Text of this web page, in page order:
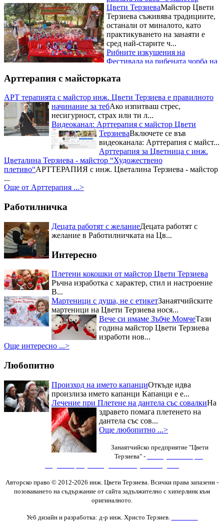
Терзиева съживява традициите,
останали от миналото, като
практикуването на занаяти е
сред най-старите ч...
Рибните изкушения на
Фестивала на рибената чорба на
майстор Цвети ТерзиеваОсвен
плетивата Цвети Терзиева е
всякакви вкусове и рецепти. Тя
бе н...
Националният събор на овцевъдите в България и майстор
Цвети ТерзиеваЗапомнящо се
преживявание с майстор Цвети
Терзиева за почитателите на
народния бит, творчество и
култура, осигуряващо...
Три отличия взе Цвети Терзиева
от Празника на захарната метла и маджуна
Нейна е наградата
конкурс – "Ястия от чесън" за
майстор Цвети Терзиева
"Ястия от чесън" на Пра...
Приз за най-красив щанд за
национален „Фестивал на ореха” Журито в състав -
финалистите от Hell`s Kitchen и
гостите на празника останаха
изумени от „Селския сладък
Дюкян...
Арттерапия с майсторката
АРТ терапията с майстор инж. Цвети Терзиева е правилното
начинание за тебАко изпитваш стрес,
несигурност, страх или ти л...
Видеоканал: Арттерапия с майстор Цвети
ТерзиеваВключете се във
видеоканала: Арттерапия с майст...
Арттерапия за Цветница с инж.
Цветалина Терзиева - майстор “Художествено
плетиво“АРТТЕРАПИЯ с инж. Цветалина Терзиева - майстор
...
Още от Арттерапия ...>
Работилничка
Децата работят с желаниеДецата работят с
желание в Работилничката на Цв...
Интересно
Плетени кокошки от майстор Цвети Терзиева
Ръчна изработка с характер, стил и настроение
В...
Мартеници с душа, не с етикетЗанаятчийските
мартеници на Цвети Терзиева нося...
Вече си имаме Зъбче МомчеТази
година майстор Цвети Терзиева
изработи нов...
Още интересно ...>
Любопитно
Произход на името капанциОткъде идва
произлиза името капанци Капанци е е...
Лечение при Плетене на дантела със совалкиНа
здравето помага плетенето на
дантела със сов...
Още любопитно ...>
Занаятчийско предприятие "Цвети
Терзиева" -
Авторско право © 2012-2026 инж. Цвети Терзиева. Всички права запазени -
позоваването на съдържание от сайта задължително с хиперлинк към
оригиналното.
Уеб дизайн и разработка: д-р инж. Христо Терзиев.